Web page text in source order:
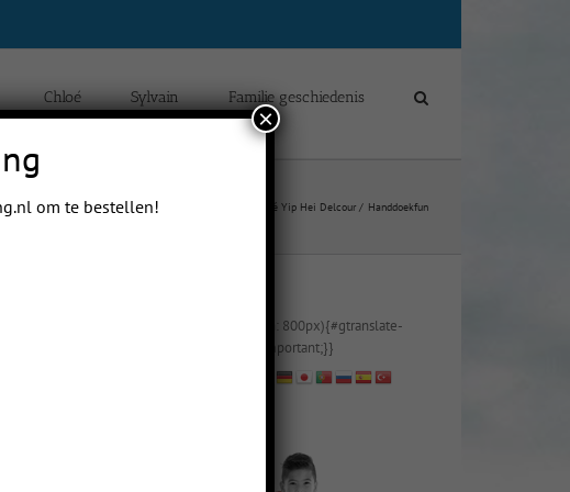
Chloé Sylvain Familie geschiedenis
Blogs van Chloé Yip Hei Delcour Handdoekfun
@media (max-width: 800px){#gtranslate-
2{text-align:right !important;}}
om te bestellen!
×